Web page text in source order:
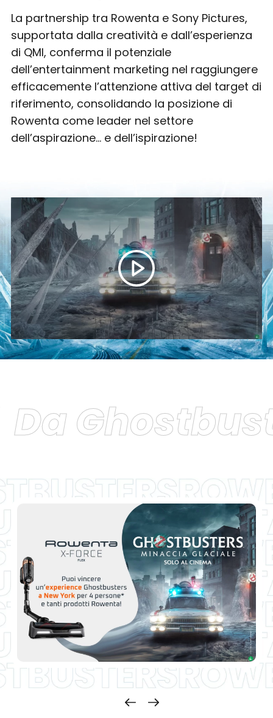
La partnership tra Rowenta e Sony Pictures,
supportata dalla creatività e dall’esperienza
di QMI, conferma il potenziale
dell’entertainment marketing nel raggiungere
efficacemente l’attenzione attiva del target di
riferimento, consolidando la posizione di
Rowenta come leader nel settore
dell’aspirazione… e dell’ispirazione!